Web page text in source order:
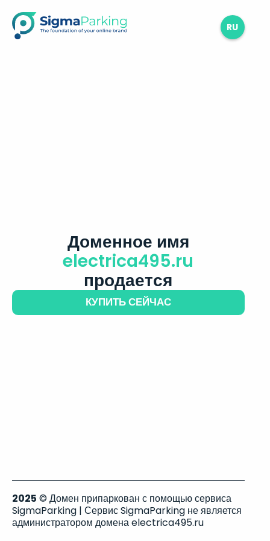
RU
Доменное имя
electrica495.ru
продается
КУПИТЬ СЕЙЧАС
2025 © Домен припаркован с помощью сервиса
SigmaParking | Сервис SigmaParking не является
администратором домена electrica495.ru